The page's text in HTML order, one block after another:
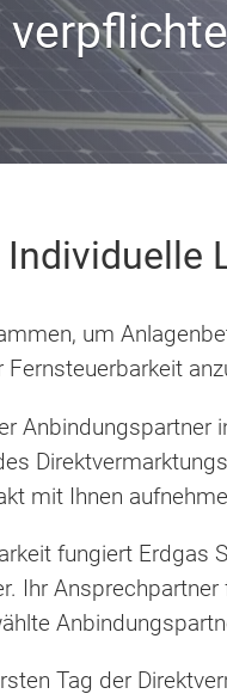
um
Anbindungspartner
mit Ihnen
fungiert Erdgas
Ihr Ansprechpartner
Tag der